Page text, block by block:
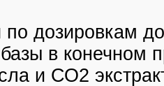
дозировкам
в конечном
и СО2